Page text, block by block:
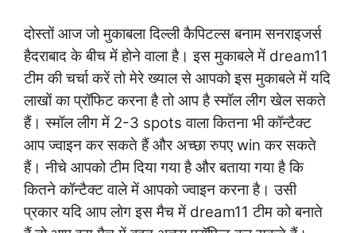
दोस्तों आज जो मुकाबला दिल्ली कैपिटल्स बनाम सनराइजर्स
हैदराबाद के बीच में होने वाला है। इस मुकाबले में dream11
टीम की चर्चा करें तो मेरे ख्याल से आपको इस मुकाबले में यदि
लाखों का प्रॉफिट करना है तो आप है स्मॉल लीग खेल सकते
हैं। स्मॉल लीग में 2-3 spots वाला कितना भी कॉन्टैक्ट
आप ज्वाइन कर सकते हैं और अच्छा रुपए win कर सकते
हैं। नीचे आपको टीम दिया गया है और बताया गया है कि
कितने कॉन्टैक्ट वाले में आपको ज्वाइन करना है। उसी
प्रकार यदि आप लोग इस मैच में dream11 टीम को बनाते